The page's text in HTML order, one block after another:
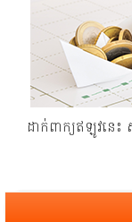
ដាក់​ពាក្យឥឡូវ​នេះ